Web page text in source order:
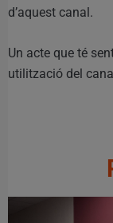
d’aquest canal.
Un acte que té
utilització del